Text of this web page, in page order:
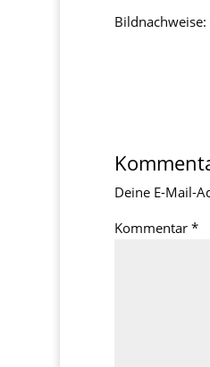
Deine E-Mail-
Kommentar *